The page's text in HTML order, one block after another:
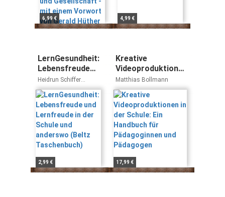
6,99 € 4,99 €
LernGesundheit:
Lebensfreude
und Lernfreude
in der Schule
und anderswo
(Beltz
Taschenbuch)
Heidrun Schiffer
Eckhard Schiffer
2,99 €
Kreative
Videoproduktionen
in der Schule: Ein
Handbuch für
Pädagoginnen und
Pädagogen
Matthias Bollmann
17,99 €